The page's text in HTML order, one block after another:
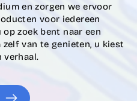
en zorgen we ervoor
voor iedereen
zoek bent naar een
van te genieten, u kiest